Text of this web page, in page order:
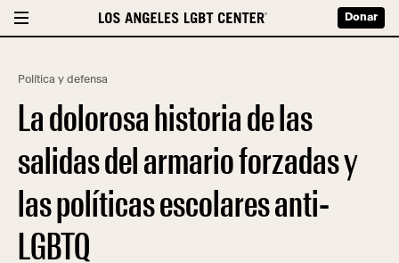
Donar
Política y defensa
La dolorosa historia de las
salidas del armario forzadas y
las políticas escolares anti-
LGBTQ